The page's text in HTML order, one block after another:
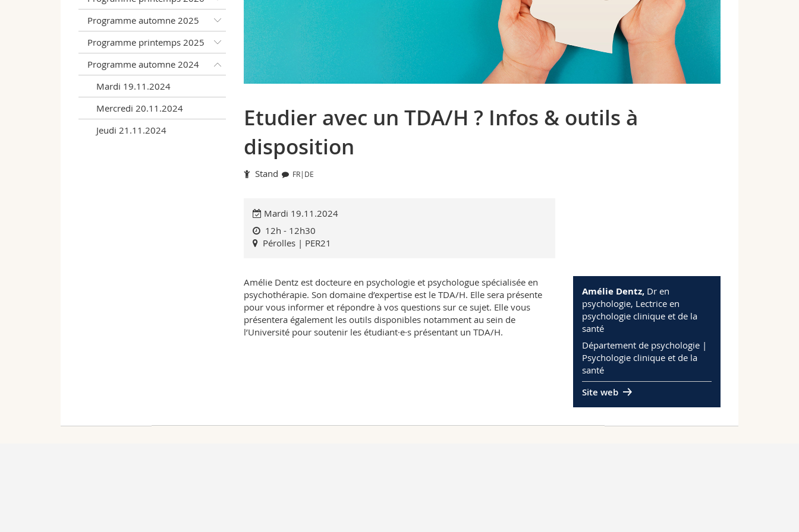
Programme automne 2025
Programme printemps 2025
Programme automne 2024
Mardi 19.11.2024
Mercredi 20.11.2024
Jeudi 21.11.2024
Etudier avec un TDA/H ? Infos & outils à
disposition
Stand FR|DE
Mardi 19.11.2024
12h - 12h30
Pérolles | PER21
Amélie Dentz est docteure en psychologie et psychologue spécialisée en
psychothérapie. Son domaine d’expertise est le TDA/H. Elle sera présente
pour vous informer et répondre à vos questions sur ce sujet. Elle vous
présentera également les outils disponibles notamment au sein de
l’Université pour soutenir les étudiant·e·s présentant un TDA/H.
Amélie Dentz, Dr en
psychologie, Lectrice en
psychologie clinique et de la
santé
Département de psychologie |
Psychologie clinique et de la
santé
Site web